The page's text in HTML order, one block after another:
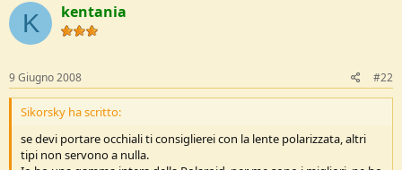
K kentania
9 Giugno 2008 #22
Sikorsky ha scritto:
se devi portare occhiali ti consiglierei con la lente polarizzata, altri
tipi non servono a nulla.